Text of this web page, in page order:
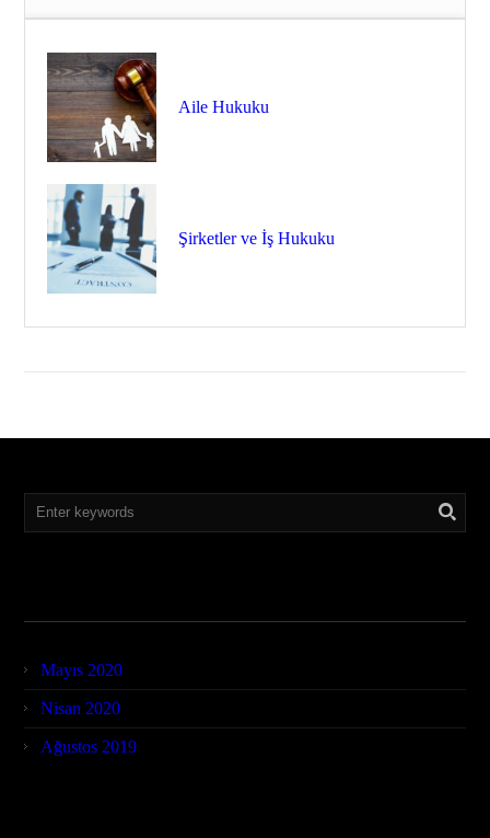
Aile Hukuku
Şirketler ve İş Hukuku
Mayıs 2020
Nisan 2020
Ağustos 2019